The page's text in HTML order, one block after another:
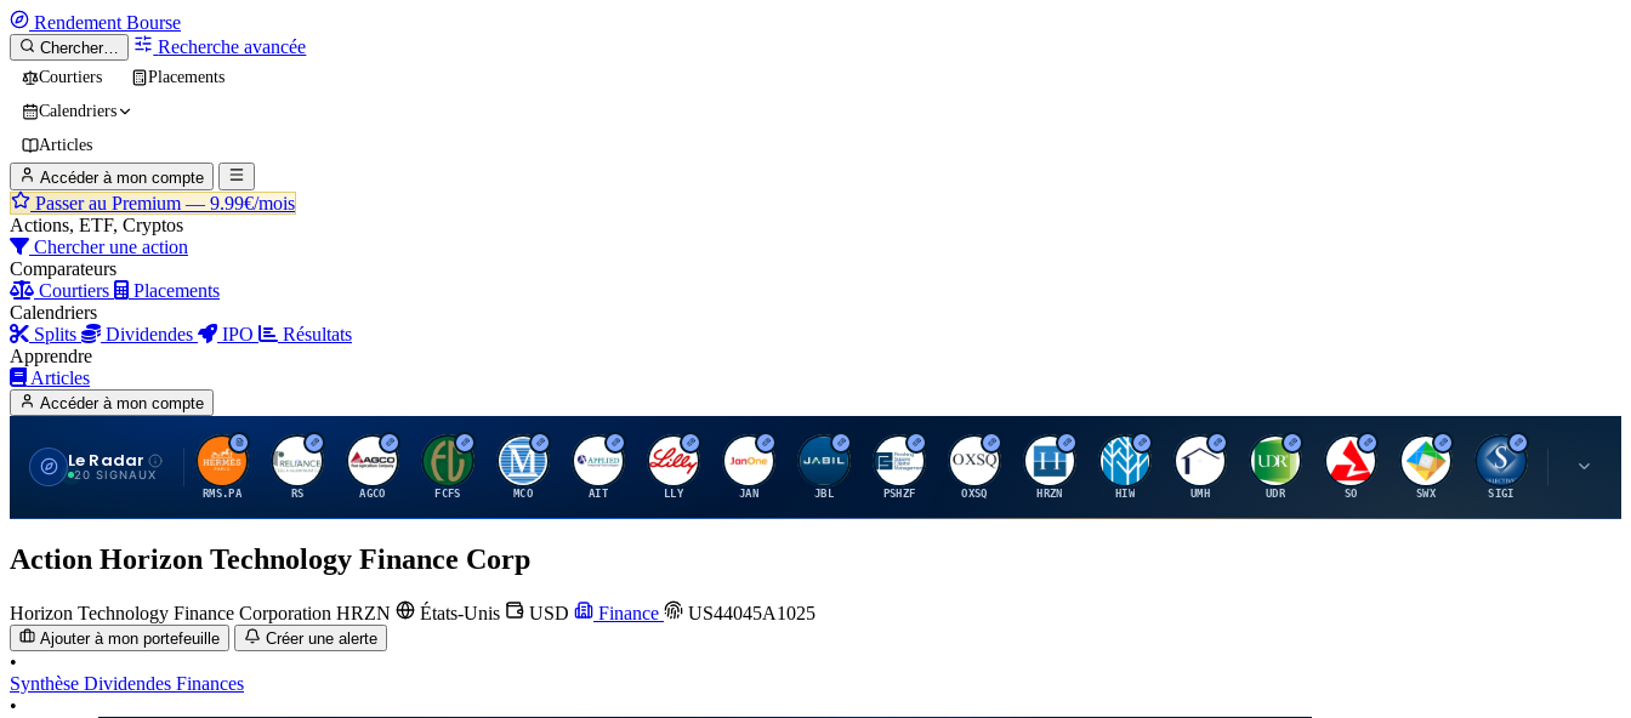
Rendement Bourse
Chercher… Recherche avancée
Courtiers
Placements
Calendriers
Articles
Accéder à mon compte
Passer au Premium — 9.99€/mois
Actions, ETF, Cryptos
Chercher une action
Comparateurs
Courtiers
Placements
Calendriers
Splits
Dividendes IPO
Résultats
Apprendre
Articles
Accéder à mon compte
Le Radar
20 SIGNAUX
H
RMS.PA
R
RS
A
AGCO
F
FCFS
M
MCO
A
AIT
E
LLY
J
JAN
J
JBL
P
PSHZF
O
OXSQ
H
HRZN
H
HIW
U
UMH
U
UDR
S
SO
S
SWX
S
SIGI
L
Action Horizon Technology Finance Corp
Horizon Technology Finance Corporation HRZN États-Unis USD Finance US44045A1025
Ajouter à mon portefeuille Créer une alerte
•
Synthèse Dividendes Finances
•